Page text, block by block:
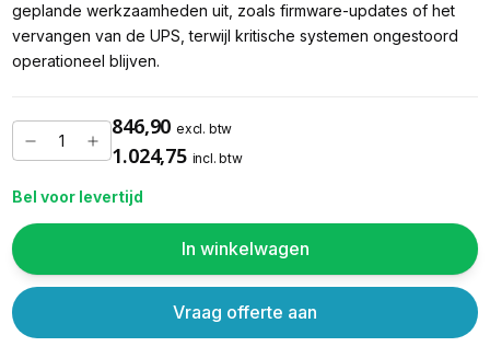
geplande werkzaamheden uit, zoals firmware-updates of het
vervangen van de UPS, terwijl kritische systemen ongestoord
operationeel blijven.
846,90 excl. btw
1.024,75 incl. btw
Bel voor levertijd
In winkelwagen
Vraag offerte aan